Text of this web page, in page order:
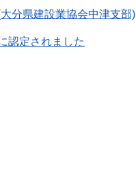
分県建設業協会中津支部)
認定されました